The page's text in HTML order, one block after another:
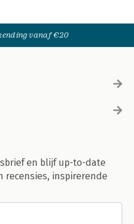
vanaf €20
en blijf up-to-date
recensies, inspirerende